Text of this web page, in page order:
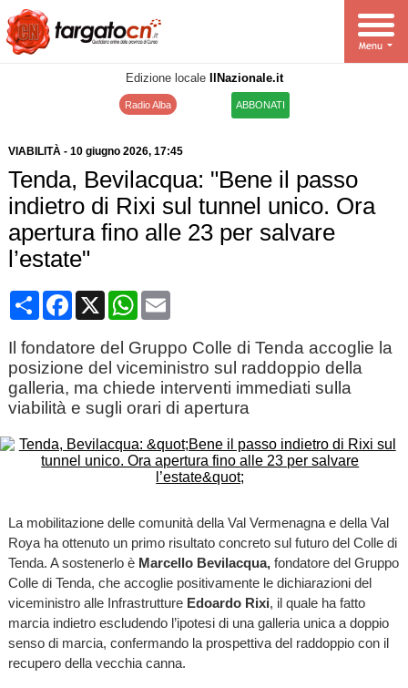
Edizione locale IlNazionale.it
Radio Alba ABBONATI
VIABILITÀ- 10 giugno 2026, 17:45
Tenda, Bevilacqua: "Bene il passo
indietro di Rixi sul tunnel unico. Ora
apertura fino alle 23 per salvare
l’estate"
CondividiFacebook
X WhatsApp
Email
Il fondatore del Gruppo Colle di Tenda accoglie la
posizione del viceministro sul raddoppio della
galleria, ma chiede interventi immediati sulla
viabilità e sugli orari di apertura
La mobilitazione delle comunità della Val Vermenagna e della Val
Roya ha ottenuto un primo risultato concreto sul futuro del Colle di
Tenda. A sostenerlo è Marcello Bevilacqua,fondatore del Gruppo
Colle di Tenda, che accoglie positivamente le dichiarazioni del
viceministro alle InfrastruttureEdoardo Rixi, il quale ha fatto
marcia indietro escludendo l’ipotesi di una galleria unica a doppio
senso di marcia, confermando la prospettiva del raddoppio con il
recupero della vecchia canna.